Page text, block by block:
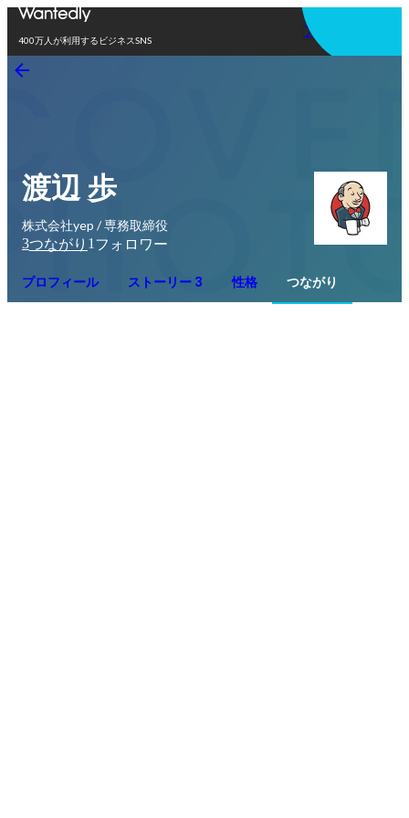
400万人が利用するビジネスSNS
アプリを使う
渡辺 歩
株式会社yep / 専務取締役
3つながり 1 フォロワー
プロフィール ストーリー 3 性格 つながり